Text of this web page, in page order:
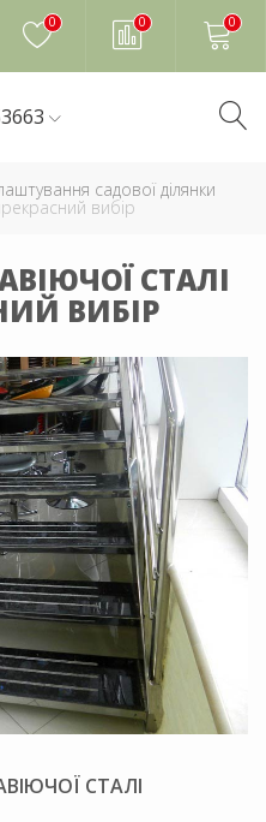
0 0 0
садової ділянки
вибір
СТАЛІ
ВИБІР
СТАЛІ